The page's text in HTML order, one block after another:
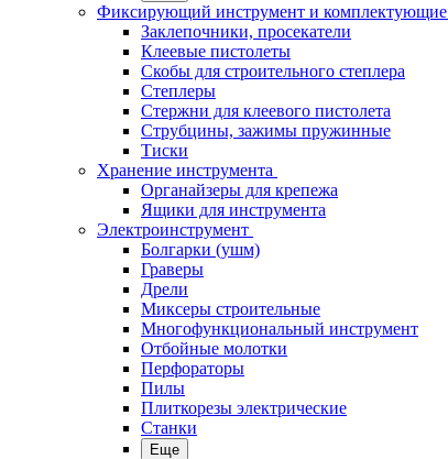
Фиксирующий инструмент и комплектующие
Заклепочники, просекатели
Клеевые пистолеты
Скобы для строительного степлера
Степлеры
Стержни для клеевого пистолета
Струбцины, зажимы пружинные
Тиски
Хранение инструмента
Органайзеры для крепежа
Ящики для инструмента
Электроинструмент
Болгарки (ушм)
Граверы
Дрели
Миксеры строительные
Многофункциональный инструмент
Отбойные молотки
Перфораторы
Пилы
Плиткорезы электрические
Станки
Еще